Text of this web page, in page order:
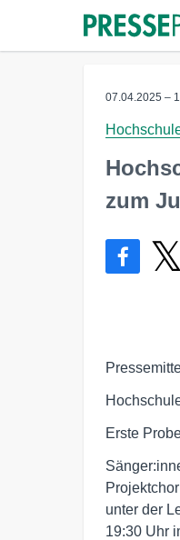
07.04.2025 –
zum
Erste
unter der
19:30 Uhr